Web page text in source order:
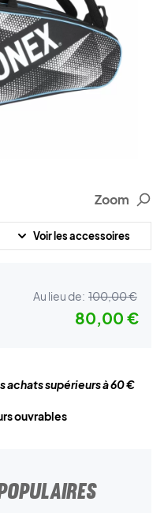
Zoom
Voir les accessoires
Au lieu de: 100,00 €
80,00 €
achats supérieurs à 60 €
ouvrables